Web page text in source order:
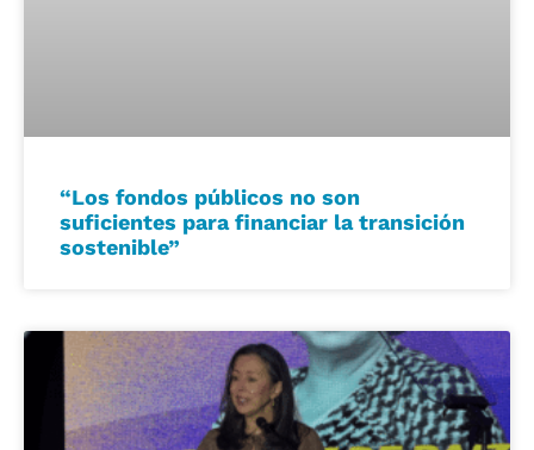
“Los fondos públicos no son
suficientes para financiar la transición
sostenible”